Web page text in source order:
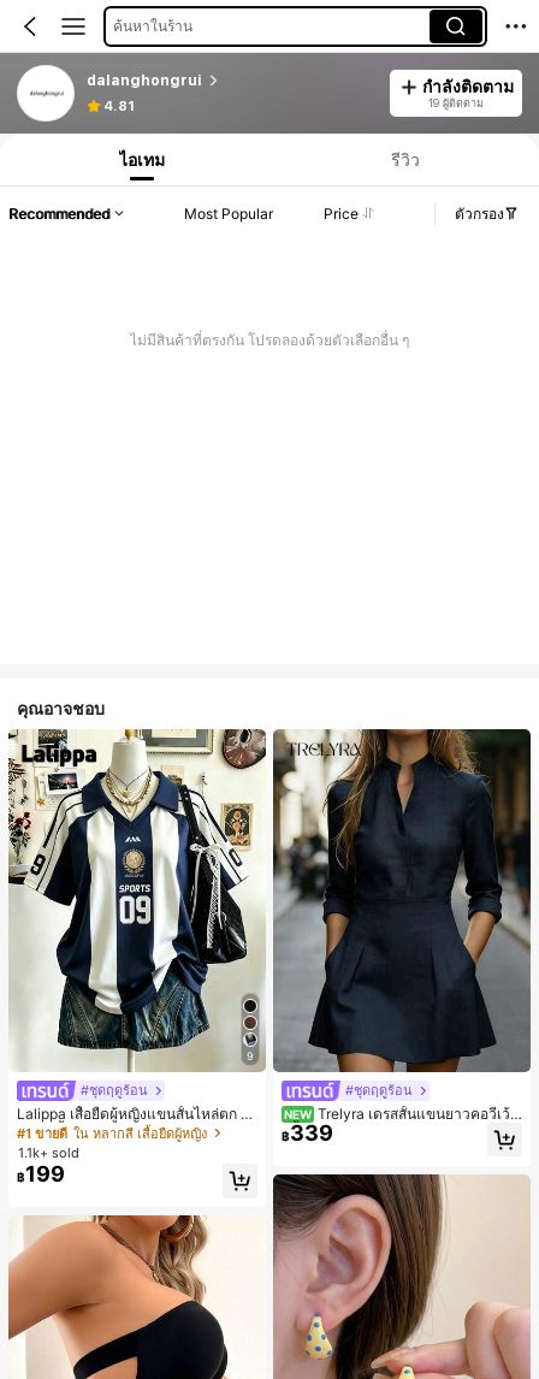
ค้นหาในร้าน
dalanghongrui
4.81
กำลังติดตาม
19 ผู้ติดตาม
ไอเทม รีวิว
Recommended Most Popular Price ตัวกรอง
ไม่มีสินค้าที่ตรงกัน โปรดลองด้วยตัวเลือกอื่น ๆ
คุณอาจชอบ
9
#ชุดฤดูร้อน
Lalippa เสื้อยืดผู้หญิงแขนสั้นไหล่ตก ค
อวีปกเสื้อ ลายพิมพ์ดิจิทัลลายทาง สไตล์
สปอร์ตแฟชั่นมินิมอล ของขวัญสำหรับเ
พื่อน
#1 ขายดี ใน หลากสี เสื้อยืดผู้หญิง
1.1k+ sold
฿199
#ชุดฤดูร้อน
NEW Trelyra เดรสสั้นแขนยาวคอวีเว้า
สีพื้นสำหรับผู้หญิง
฿339